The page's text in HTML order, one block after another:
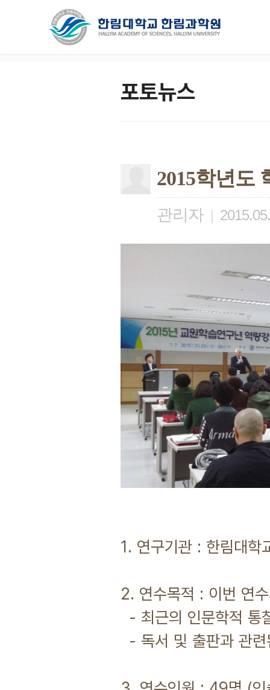
포토뉴스
2015학년도
관리자 |
1. 연구기관 : 한림대학
2. 연수목적 : 이번 연
- 최근의 인문학적 통
- 독서 및 출판과 관